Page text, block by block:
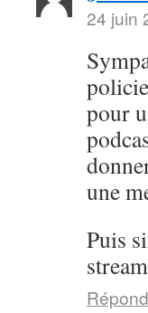
24 juin
pour
une
Puis